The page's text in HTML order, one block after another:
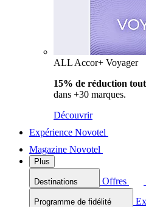
ALL Accor+ Voyager
15% de réduction
dans +30 marques.
Découvrir
Expérience Novotel
Magazine Novotel
Plus
Destinations Offres
Programme de fidélité